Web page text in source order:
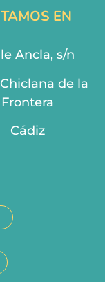
EN
Ancla, s/n
Chiclana de la
Frontera
Cádiz